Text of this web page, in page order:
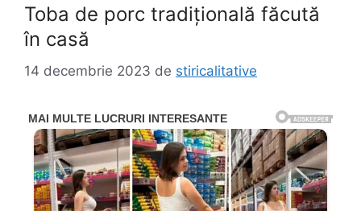
Toba de porc tradițională făcută
în casă
14 decembrie 2023 de stiricalitative